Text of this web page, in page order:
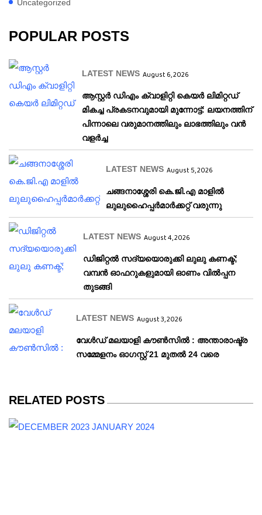
Uncategorized
POPULAR POSTS
LATEST NEWS August 6, 2026
ആസ്റ്റർ ഡിഎം ക്വാളിറ്റി കെയർ ലിമിറ്റഡ്
മികച്ച പ്രകടനവുമായി മുന്നോട്ട്: ലയനത്തിന്
പിന്നാലെ വരുമാനത്തിലും ലാഭത്തിലും വൻ
വളർച്ച
LATEST NEWS August 5, 2026
ചങ്ങനാശ്ശേരി കെ.ജി.എ മാളിൽ
ലുലുഹൈപ്പർമാർക്കറ്റ് വരുന്നു
LATEST NEWS August 4, 2026
ഡിജിറ്റൽ സദ്യയൊരുക്കി ലുലു കണക്ട്;
വമ്പൻ ഓഫറുകളുമായി ഓണം വിൽപ്പന
തുടങ്ങി
LATEST NEWS August 3, 2026
വേള്‍ഡ് മലയാളി കൗണ്‍സില്‍ : അന്താരാഷ്ട്ര
സമ്മേളനം ഓഗസ്റ്റ് 21 മുതല്‍ 24 വരെ
RELATED POSTS